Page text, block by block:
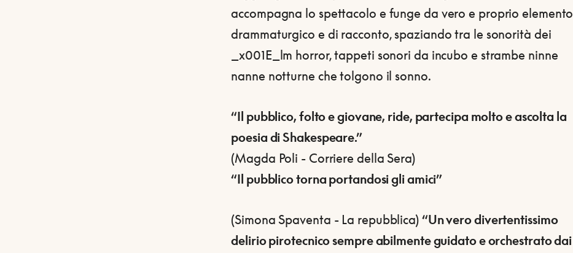
accompagna lo spettacolo e funge da vero e proprio elemento
drammaturgico e di racconto, spaziando tra le sonorità dei
_x001E_lm horror, tappeti sonori da incubo e strambe ninne
nanne notturne che tolgono il sonno.
“Il pubblico, folto e giovane, ride, partecipa molto e ascolta la
poesia di Shakespeare.”
(Magda Poli - Corriere della Sera)
“Il pubblico torna portandosi gli amici”
(Simona Spaventa - La repubblica) “Un vero divertentissimo
delirio pirotecnico sempre abilmente guidato e orchestrato dai